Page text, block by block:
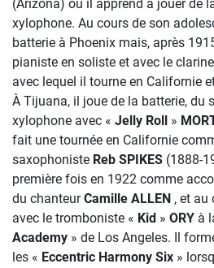
(Arizona) où il apprend à jouer de
xylophone. Au cours de son
batterie à Phoenix mais, après
pianiste en soliste et avec le
avec lequel il tourne en Californie
À Tijuana, il joue de la batterie, du
xylophone avec « Jelly Roll »
fait une tournée en Californie
saxophoniste Reb SPIKES (1888-
première fois en 1922 comme
du chanteurCamille ALLEN , et au
avec le tromboniste « Kid » ORY à
Academy » de Los Angeles. Il
les « Eccentric Harmony Six »